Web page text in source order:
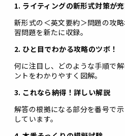
1. ライティングの新形式対策が
新形式の＜英文要約＞問題の攻
習問題を新たに収録。
2. ひと目でわかる攻略のツボ！
何に注目し、どのような手順で
ントをわかりやすく図解。
3. これなら納得！詳しい解説
解答の根拠になる部分を番号で
しています。